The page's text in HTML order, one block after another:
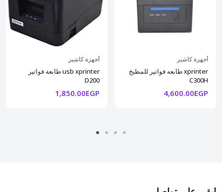
أجهزة كاشير
طابعة فواتير usb xprinter
D200
1,850.00EGP
أجهزة كاشير
طابعه فواتير للمطبخ xprinter
C300H
4,600.00EGP